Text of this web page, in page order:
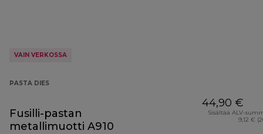
VAIN VERKOSSA
PASTA DIES
Fusilli-pastan
metallimuotti A910
44,90 €
Sisältää ALV-
9,12 €